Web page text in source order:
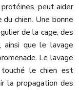
peut aider
chien. Une bonne
de la cage, des
ainsi que le lavage
Le lavage
le chien est
la propagation des